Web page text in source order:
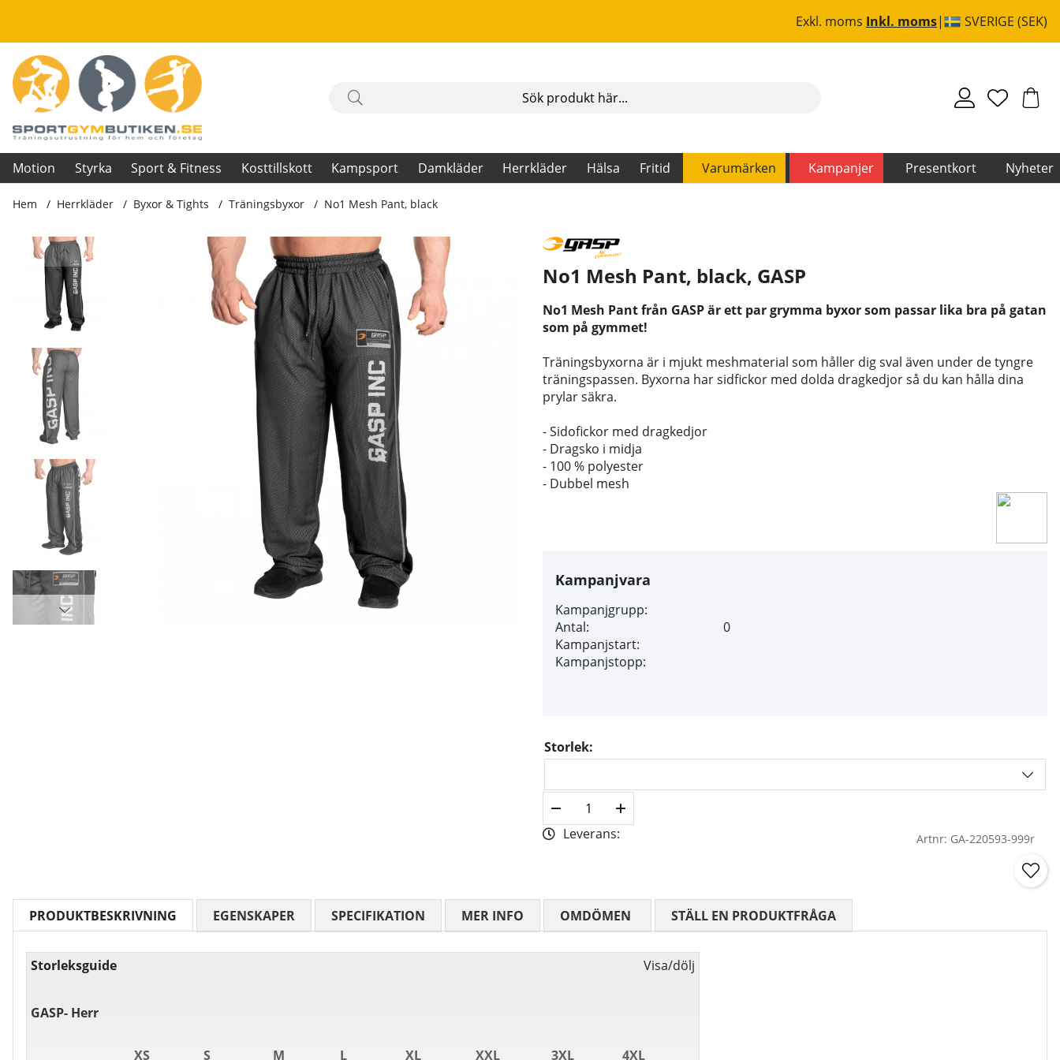
Exkl. moms Inkl. moms SVERIGE (SEK)
Motion Styrka Sport & Fitness Kosttillskott Kampsport Damkläder Herrkläder Hälsa Fritid Varumärken Kampanjer Presentkort Nyheter
Hem Herrkläder Byxor & Tights Träningsbyxor No1 Mesh Pant, black
Produktbilder No1 Mesh Pant, black
No1 Mesh Pant, black, GASP
No1 Mesh Pant från GASP är ett par grymma byxor som passar lika bra på gatan
som på gymmet!
Träningsbyxorna är i mjukt meshmaterial som håller dig sval även under de tyngre
träningspassen. Byxorna har sidfickor med dolda dragkedjor så du kan hålla dina
prylar säkra.
- Sidofickor med dragkedjor
- Dragsko i midja
- 100 % polyester
- Dubbel mesh
Kampanjvara
Kampanjgrupp:
Antal:
0
Kampanjstart:
Kampanjstopp:
Storlek:
Leverans: Artnr: GA-220593-999r
PRODUKTBESKRIVNING
Storleksguide Visa/dölj
GASP- Herr
XS S M L XL XXL 3XL 4XL
EGENSKAPER SPECIFIKATION MER INFO OMDÖMEN MEDELBETYG 0 AV 5 ANTAL BETYG 0
STÄLL EN PRODUKTFRÅGA